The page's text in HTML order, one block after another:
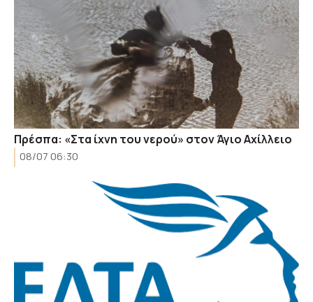
Πρέσπα: «Στα ίχνη του νερού» στον Άγιο Αχίλλειο
08/07 06:30